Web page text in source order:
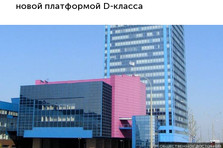
новой платформой D-класса
ОБЩЕСТВЕННОЕ ДОСТОЯНИЕ